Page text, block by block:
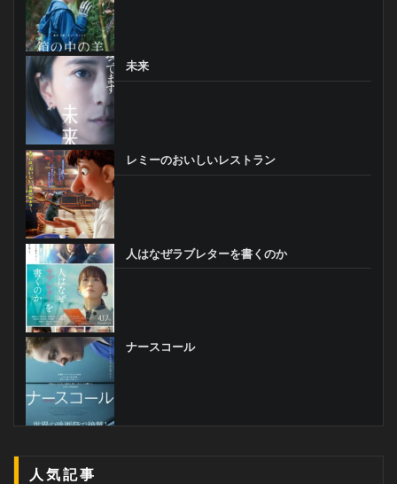
未来
レミーのおいしいレストラン
人はなぜラブレターを書くのか
ナースコール
人気記事